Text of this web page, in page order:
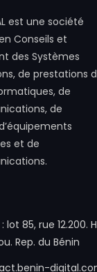
est une société
Conseils et
des Systèmes
de prestations
de
de
et de
lot 85, rue 12.200.
Rep. du Bénin